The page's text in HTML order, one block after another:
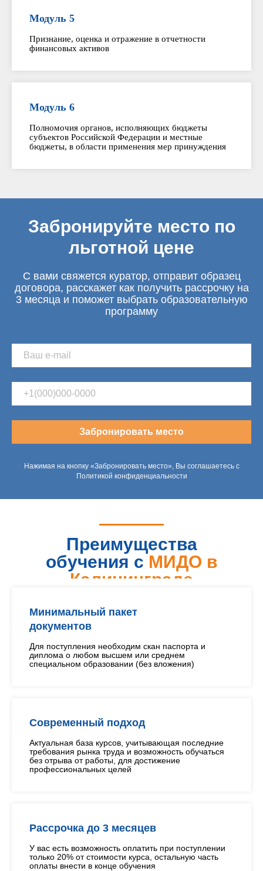
Модуль 5
Признание, оценка и отражение в отчетности
финансовых активов
Модуль 6
Полномочия органов, исполняющих бюджеты
субъектов Российской Федерации и местные
бюджеты, в области применения мер принуждения
Забронируйте место по
льготной цене
С вами свяжется куратор, отправит образец
договора, расскажет как получить рассрочку на
3 месяца и поможет выбрать образовательную
программу
Забронировать место
Нажимая на кнопку «Забронировать место», Вы соглашаетесь с
Политикой конфиденциальности
Преимущества
обучения с МИДО в
Калининграде
Минимальный пакет
документов
Для поступления необходим скан паспорта и
диплома о любом высшем или среднем
специальном образовании (без вложения)
Современный подход
Актуальная база курсов, учитывающая последние
требования рынка труда и возможность обучаться
без отрыва от работы, для достижение
профессиональных целей
Рассрочка до 3 месяцев
У вас есть возможность оплатить при поступлении
только 20% от стоимости курса, остальную часть
оплаты внести в конце обучения